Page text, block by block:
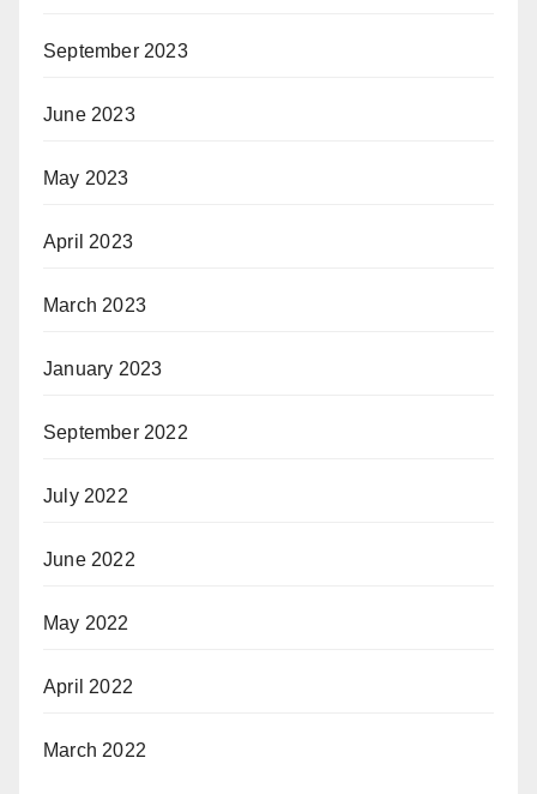
September 2023
June 2023
May 2023
April 2023
March 2023
January 2023
September 2022
July 2022
June 2022
May 2022
April 2022
March 2022